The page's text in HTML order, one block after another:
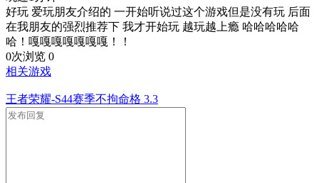
好玩 爱玩朋友介绍的 一开始听说过这个游戏但是没有玩 后面
在我朋友的强烈推荐下 我才开始玩 越玩越上瘾 哈哈哈哈哈
哈！嘎嘎嘎嘎嘎嘎嘎！！
0次浏览 0
相关游戏
王者荣耀-S44赛季不拘命格 3.3